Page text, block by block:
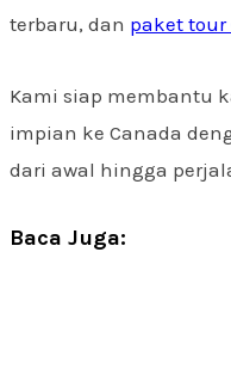
terbaru, dan paket tour
Kami siap membantu
impian ke Canada
dari awal hingga
Baca Juga: